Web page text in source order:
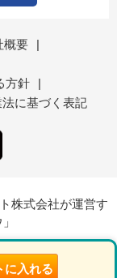
に入れる
概要
|
方針
|
に基づく表記
株式会社が運営す
フォン